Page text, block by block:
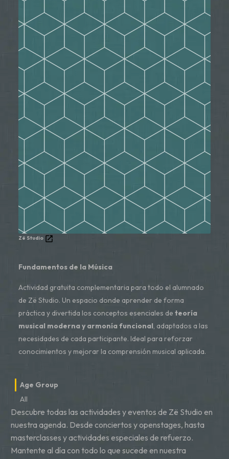
Zë Studio
Fundamentos de la Música
Actividad gratuita complementaria para todo el alumnado
de Zë Studio. Un espacio donde aprender de forma
práctica y divertida los conceptos esenciales de teoría
musical moderna y armonía funcional, adaptados a las
necesidades de cada participante. Ideal para reforzar
conocimientos y mejorar la comprensión musical aplicada.
Age Group
All
Descubre todas las actividades y eventos de Zë Studio en
nuestra agenda. Desde conciertos y openstages, hasta
masterclasses y actividades especiales de refuerzo.
Mantente al día con todo lo que sucede en nuestra